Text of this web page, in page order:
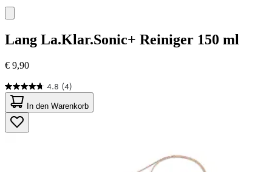
Lang La.Klar.Sonic+ Reiniger 150 ml
€ 9,90
4.8 (4)
4.8
von
5
Sternen.
4
In den Warenkorb